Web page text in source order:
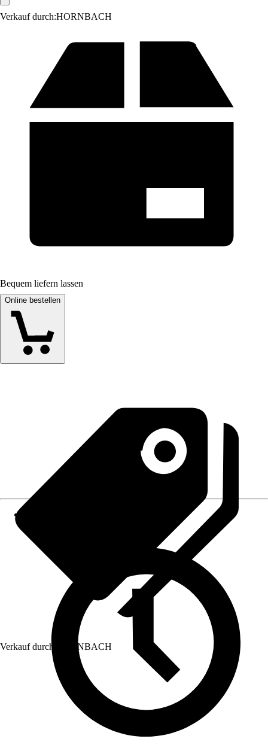
Verkauf durch:HORNBACH
Bequem liefern lassen
Online bestellen
Verkauf durch: HORNBACH